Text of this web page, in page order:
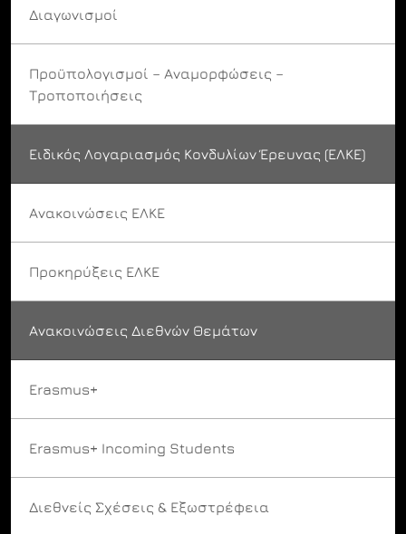
Διαγωνισμοί
Προϋπολογισμοί – Αναμορφώσεις –
Τροποποιήσεις
Ειδικός Λογαριασμός Κονδυλίων Έρευνας (ΕΛΚΕ)
Ανακοινώσεις ΕΛΚΕ
Προκηρύξεις ΕΛΚΕ
Ανακοινώσεις Διεθνών Θεμάτων
Erasmus+
Erasmus+ Incoming Students
Διεθνείς Σχέσεις & Εξωστρέφεια